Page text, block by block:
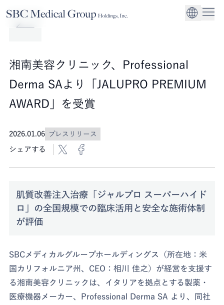
Company
Service
法人事業
Sustainability
ガバナンス
湘南美容クリニック、Professional
Derma SAより「JALUPRO PREMIUM
AWARD」を受賞
2026.01.06 プレスリリース
シェアする
肌質改善注入治療「ジャルプロ スーパーハイド
ロ」の全国規模での臨床活用と安全な施術体制
が評価
SBCメディカルグループホールディングス（所在地：米
国カリフォルニア州、CEO：相川 佳之）が経営を支援す
る湘南美容クリニックは、イタリアを拠点とする製薬・
医療機器メーカー、Professional Derma SA より、同社